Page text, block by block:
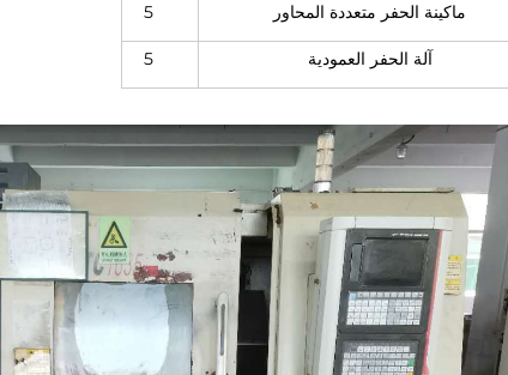
ماكينة الحفر متعددة المحاور 5
آلة الحفر العمودية 5